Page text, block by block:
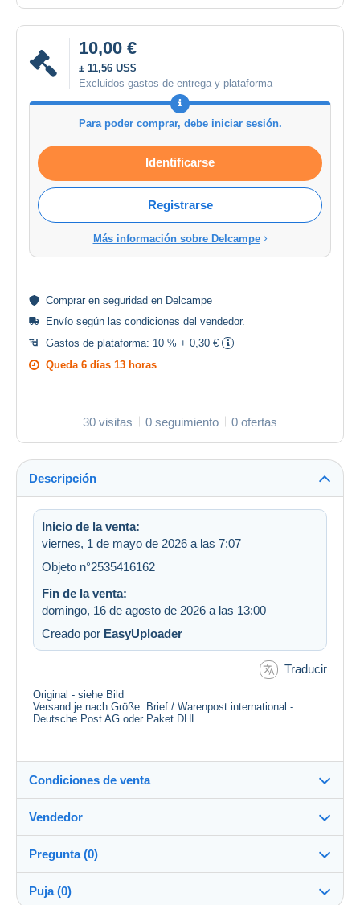
10,00 €
± 11,56 US$
Excluidos gastos de entrega y plataforma
Para poder comprar, debe iniciar sesión.
Identificarse
Registrarse
Más información sobre Delcampe
Comprar en seguridad en Delcampe
Envío según las condiciones del vendedor.
Gastos de plataforma: 10 % + 0,30 €
Queda 6 días 13 horas
30 visitas 0 seguimiento 0 ofertas
Descripción
Inicio de la venta:
viernes, 1 de mayo de 2026 a las 7:07
Objeto n°2535416162
Fin de la venta:
domingo, 16 de agosto de 2026 a las 13:00
Creado por EasyUploader
Traducir
Original - siehe Bild
Versand je nach Größe: Brief / Warenpost international -
Deutsche Post AG oder Paket DHL.
Condiciones de venta
Destino:
Ver la lista de países
Envío:
Envío después del pago
Vendedor
dasch1_de100%(2755x)
PRO
Pregunta (0)
Puja (0)